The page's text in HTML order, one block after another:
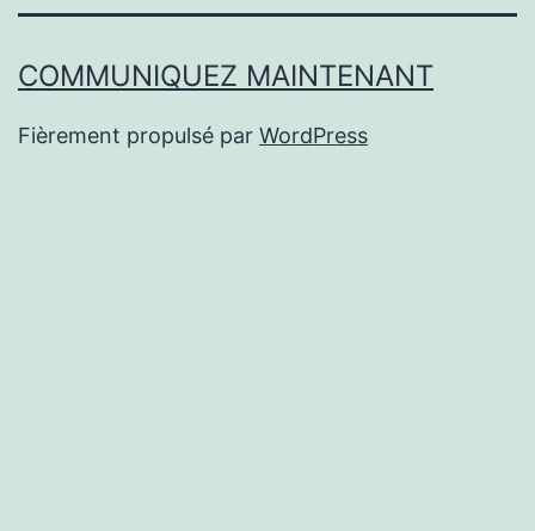
COMMUNIQUEZ MAINTENANT
Fièrement propulsé par WordPress